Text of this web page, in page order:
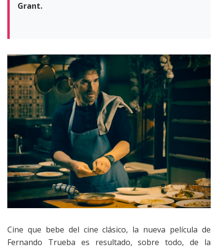
Grant.
Cine que bebe del cine clásico, la nueva película de
Fernando Trueba es resultado, sobre todo, de la